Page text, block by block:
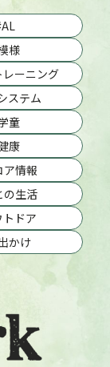
AL
様
ーニング
ステム
童
康
ア情報
の生活
ドア
かけ